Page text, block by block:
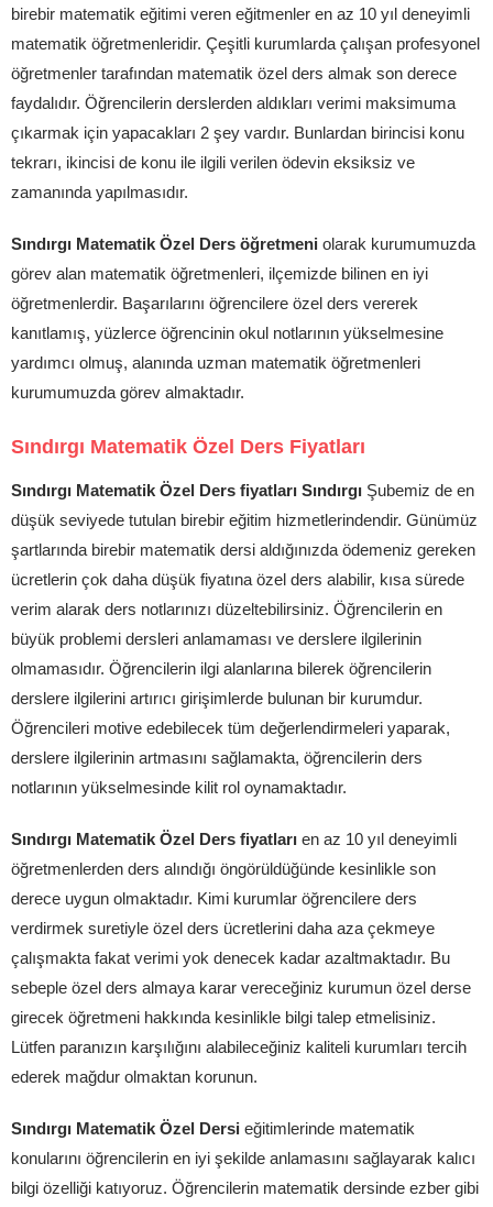
birebir matematik eğitimi veren eğitmenler en az 10 yıl deneyimli
matematik öğretmenleridir. Çeşitli kurumlarda çalışan profesyonel
öğretmenler tarafından matematik özel ders almak son derece
faydalıdır. Öğrencilerin derslerden aldıkları verimi maksimuma
çıkarmak için yapacakları 2 şey vardır. Bunlardan birincisi konu
tekrarı, ikincisi de konu ile ilgili verilen ödevin eksiksiz ve
zamanında yapılmasıdır.
Sındırgı Matematik Özel Ders öğretmeni olarak kurumumuzda
görev alan matematik öğretmenleri, ilçemizde bilinen en iyi
öğretmenlerdir. Başarılarını öğrencilere özel ders vererek
kanıtlamış, yüzlerce öğrencinin okul notlarının yükselmesine
yardımcı olmuş, alanında uzman matematik öğretmenleri
kurumumuzda görev almaktadır.
Sındırgı Matematik Özel Ders Fiyatları
Sındırgı Matematik Özel Ders fiyatları Sındırgı Şubemiz de en
düşük seviyede tutulan birebir eğitim hizmetlerindendir. Günümüz
şartlarında birebir matematik dersi aldığınızda ödemeniz gereken
ücretlerin çok daha düşük fiyatına özel ders alabilir, kısa sürede
verim alarak ders notlarınızı düzeltebilirsiniz. Öğrencilerin en
büyük problemi dersleri anlamaması ve derslere ilgilerinin
olmamasıdır. Öğrencilerin ilgi alanlarına bilerek öğrencilerin
derslere ilgilerini artırıcı girişimlerde bulunan bir kurumdur.
Öğrencileri motive edebilecek tüm değerlendirmeleri yaparak,
derslere ilgilerinin artmasını sağlamakta, öğrencilerin ders
notlarının yükselmesinde kilit rol oynamaktadır.
Sındırgı Matematik Özel Ders fiyatları en az 10 yıl deneyimli
öğretmenlerden ders alındığı öngörüldüğünde kesinlikle son
derece uygun olmaktadır. Kimi kurumlar öğrencilere ders
verdirmek suretiyle özel ders ücretlerini daha aza çekmeye
çalışmakta fakat verimi yok denecek kadar azaltmaktadır. Bu
sebeple özel ders almaya karar vereceğiniz kurumun özel derse
girecek öğretmeni hakkında kesinlikle bilgi talep etmelisiniz.
Lütfen paranızın karşılığını alabileceğiniz kaliteli kurumları tercih
ederek mağdur olmaktan korunun.
Sındırgı Matematik Özel Dersi eğitimlerinde matematik
konularını öğrencilerin en iyi şekilde anlamasını sağlayarak kalıcı
bilgi özelliği katıyoruz. Öğrencilerin matematik dersinde ezber gibi